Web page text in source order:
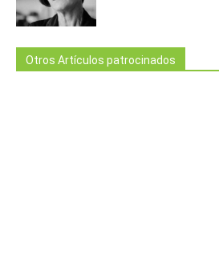
Otros Artículos patrocinados